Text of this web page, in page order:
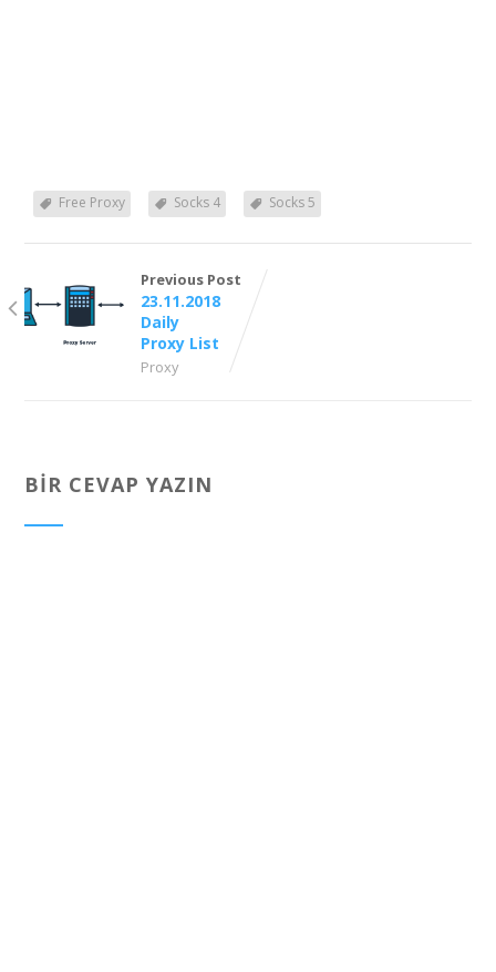
Free Proxy Socks 4 Socks 5
Previous Post
23.11.2018
Daily
Proxy List
Proxy
BIR CEVAP YAZIN